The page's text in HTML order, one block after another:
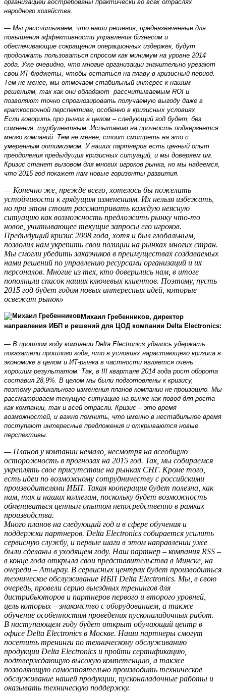
организацией востребованы практически во всех отраслях
народного хозяйства.
— Мы рассчитываем, что наши решения, предназначенные для
повышения эффективности управления бизнесом и
обеспечивающие сокращения операционных издержек, будут
продолжать пользоваться спросом как минимум на уровне 2014
года. Уже очевидно, что многие организации значительно урезают
свои ИТ-бюджеты, чтобы остаться на плаву в кризисный период.
Тем не менее, мы отмечаем стабильный интерес к нашим
решениям, так как они обладают рассчитываемым ROI и
позволяют точно спрогнозировать получаемую выгоду даже в
краткосрочной перспективе, особенно в кризисных условиях
Если говорить про рынок в целом – следующий год будет, без
сомнения, турбулентным. Испытанию на прочность подвергнется
много компаний. Тем не менее, стоит смотреть на это с
умеренным оптимизмом. У наших партнеров есть ценный опыт
преодоления предыдущих кризисных ситуаций, и мы доверяем им.
Кризис станет вызовом для многих игроков рынка, но мы надеемся,
что 2015 год покажет нам новые горизонты развития.
— Конечно же, прежде всего, хотелось бы пожелать
устойчивости к грядущим изменениям. Их нельзя избежать,
но при этом стоит рассматривать каждую неясную
ситуацию как возможность предложить рынку что-то
новое, учитывающее текущие запросы его игроков.
Предыдущий кризис 2008 года, хотя и был глобальным,
позволил нам укрепить свои позиции на рынках многих стран.
Мы смогли убедить заказчиков в преимуществах создаваемых
нами решений по управлению ресурсами организаций и их
персоналов. Многие из тех, кто доверились нам, в итоге
пополнили список наших ключевых клиентов. Поэтому, пусть
2015 год будет годом новых интересных идей, которые
освежат рынок»
Михаил Гребенников, директор
направления ИБП и решений для ЦОД компании Delta Electronics:
— В прошлом году компании Delta Electronics удалось удержать
показатели прошлого года, что в условиях нарастающего кризиса в
экономике в целом и ИТ-рынка в частности является очень
хорошим результатом. Так, в III квартале 2014 года рост оборота
составил 28,9%. В целом мы были подготовлены к кризису,
поэтому радикального изменения планов компании не произошло. Мы
рассматриваем текущую ситуацию на рынке как повод для роста
как компании, так и всей отрасли. Кризис – это время
возможностей, и важно помнить, что именно в нестабильное время
поступают интересные предложения и открываются новые
перспективы.
— Планов у компании немало, несмотря на всеобщую
осторожность в прогнозах на 2015 год. Так, мы собираемся
укреплять свое присутствие на рынках СНГ. Кроме того,
есть идеи по возможному сотрудничеству с российскими
производителями ИБП. Такая кооперация будет полезна, как
нам, так и наших коллегам, поскольку будет возможность
обмениваться ценным опытом непосредственно в рамках
производства.
Много планов на следующий год и в сфере обучения и
поддержки партнеров. Delta Electronics собирается усилить
сервисную службу, и первые шаги в этом направлении уже
были сделаны в уходящем году. Наш партнер – компания RSS –
в конце года открыла свои представительства в Минске, на
очереди – Атырау. В сервисных центрах будет производиться
техническое обслуживание ИБП Delta Electronics. Мы, в свою
очередь, провели серию выездных тренингов для
дистрибьюторов и партнеров первого и второго уровней,
цель которых – знакомство с оборудованием, а также
обучение особенностям проведения пусконаладочных работ.
В наступающем году будет открыт обучающий центр в
офисе Delta Electronics в Москве. Наши партнеры смогут
посетить тренинги по техническому обслуживанию
продукции Delta Electronics и пройти сертификацию,
подтверждающую высокую компетенцию, а также
позволяющую самостоятельно производить техническое
обслуживание нашей продукции, пусконаладочные работы и
оказывать техническую поддержку.